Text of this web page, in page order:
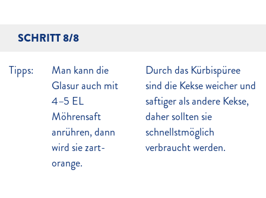
SCHRITT 8/8
Tipps:
Man kann die
Glasur auch mit
4–5 EL
Möhrensaft
anrühren, dann
wird sie zart-
orange.
Durch das Kürbispüree
sind die Kekse weicher und
saftiger als andere Kekse,
daher sollten sie
schnellstmöglich
verbraucht werden.